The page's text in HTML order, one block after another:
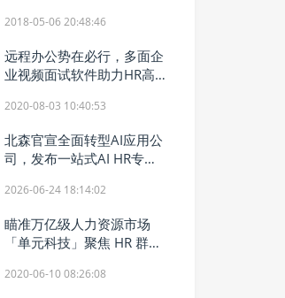
2018-05-06 20:48:46
远程办公势在必行，多面企
业视频面试软件助力HR高效
2020-08-03 10:40:53
北森官宣全面转型AI应用公
司，发布一站式AI HR专家
2026-06-24 18:14:02
瞄准万亿级人力资源市场
「单元科技」聚焦 HR 群体
2020-06-10 08:26:08